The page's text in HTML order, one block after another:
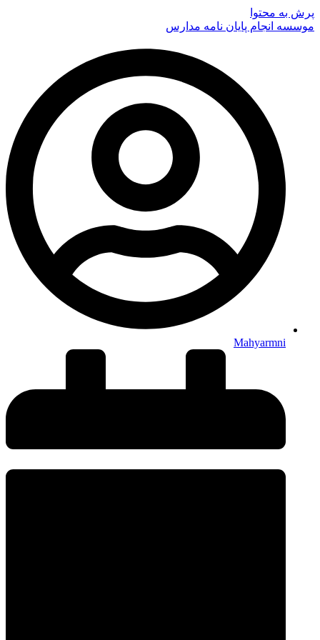
پرش به محتوا
موسسه انجام پایان نامه مدارس
Mahyarmni